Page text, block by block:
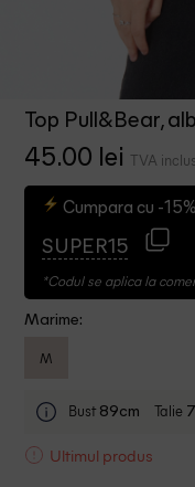
Top Pull&Bear,
45.00 lei TVA inclus
Cumpara cu -
SUPER15
*Codul se aplica la
Marime:
M
Bust 89cm Talie
Ultimul produs